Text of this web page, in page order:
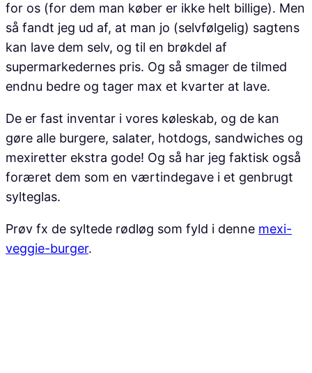
for os (for dem man køber er ikke helt billige). Men
så fandt jeg ud af, at man jo (selvfølgelig) sagtens
kan lave dem selv, og til en brøkdel af
supermarkedernes pris. Og så smager de tilmed
endnu bedre og tager max et kvarter at lave.
De er fast inventar i vores køleskab, og de kan
gøre alle burgere, salater, hotdogs, sandwiches og
mexiretter ekstra gode! Og så har jeg faktisk også
foræret dem som en værtindegave i et genbrugt
sylteglas.
Prøv fx de syltede rødløg som fyld i denne mexi-
veggie-burger.